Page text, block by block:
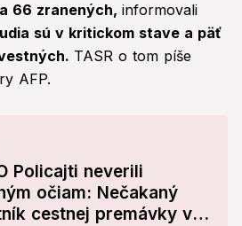
66 zranených, informovali
sú v kritickom stave a päť
TASR o tom píše
AFP.
Policajti neverili
očiam: Nečakaný
cestnej premávky v